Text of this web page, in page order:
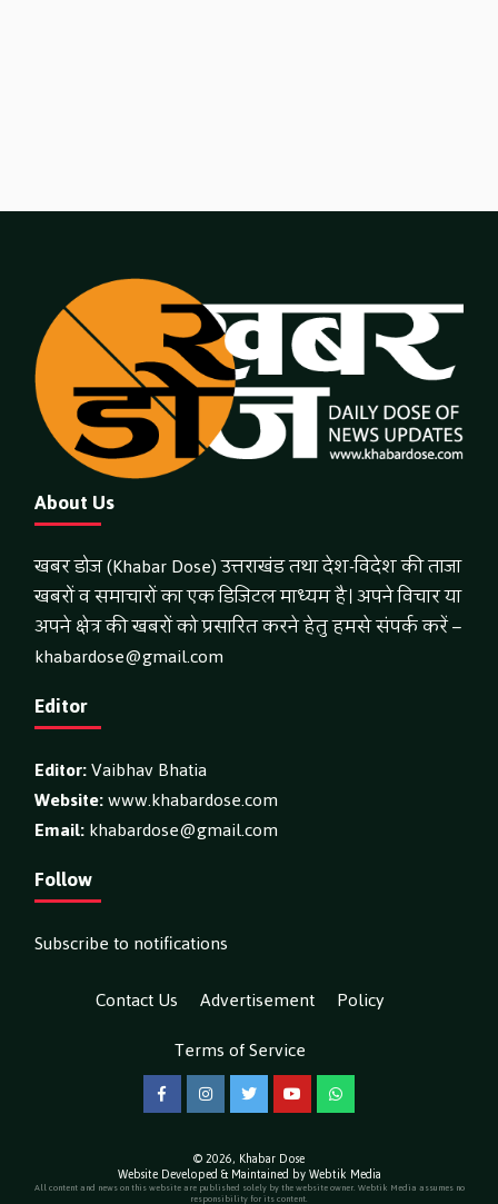
About Us
खबर डोज (Khabar Dose) उत्तराखंड तथा देश-विदेश की ताजा
खबरों व समाचारों का एक डिजिटल माध्यम है। अपने विचार या
अपने क्षेत्र की खबरों को प्रसारित करने हेतु हमसे संपर्क करें –
khabardose@gmail.com
Editor
Editor:Vaibhav Bhatia
Website:www.khabardose.com
Email:khabardose@gmail.com
Follow
Subscribe to notifications
Contact Us
Advertisement
Policy
Terms of Service
FacebookInstagramTwitterYouTubeWhatsApp
© 2026, Khabar Dose
Website Developed & Maintained by Webtik Media
All content and news on this website are published solely by the website owner. Webtik Media assumes no
responsibility for its content.